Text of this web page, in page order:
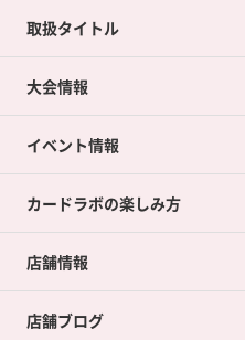
取扱タイトル
大会情報
イベント情報
カードラボの楽しみ方
店舗情報
店舗ブログ